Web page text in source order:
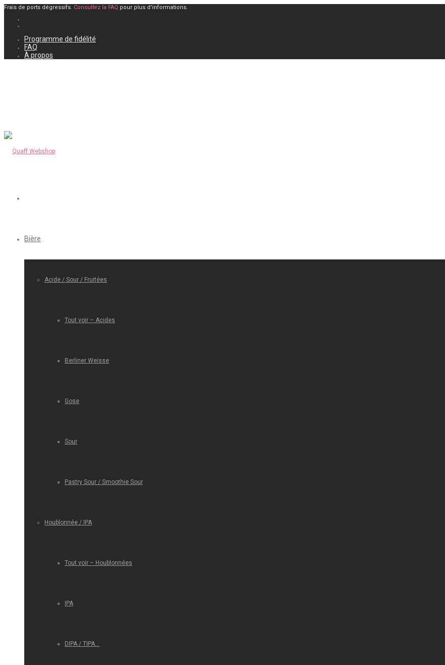
Frais de ports dégressifs. Consultez la FAQ pour plus d'informations.
Programme de fidélité
FAQ
À propos
Bière
Acide / Sour / Fruitées
Tout voir – Acides
Berliner Weisse
Gose
Sour
Pastry Sour / Smoothie Sour
Houblonnée / IPA
Tout voir – Houblonnées
IPA
DIPA / TIPA…